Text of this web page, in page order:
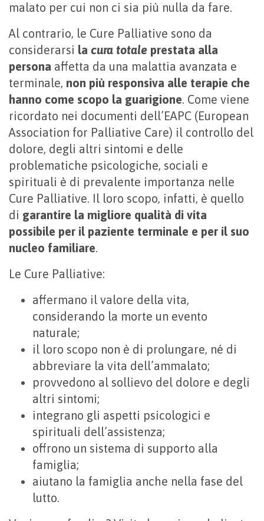
malato per cui non ci sia più nulla da fare.
Al contrario, le Cure Palliative sono da
considerarsi la cura totale prestata alla
persona affetta da una malattia avanzata e
terminale, non più responsiva alle terapie che
hanno come scopo la guarigione. Come viene
ricordato nei documenti dell’EAPC (European
Association for Palliative Care) il controllo del
dolore, degli altri sintomi e delle
problematiche psicologiche, sociali e
spirituali è di prevalente importanza nelle
Cure Palliative. Il loro scopo, infatti, è quello
di garantire la migliore qualità di vita
possibile per il paziente terminale e per il suo
nucleo familiare.
Le Cure Palliative:
affermano il valore della vita,
considerando la morte un evento
naturale;
il loro scopo non è di prolungare, né di
abbreviare la vita dell’ammalato;
provvedono al sollievo del dolore e degli
altri sintomi;
integrano gli aspetti psicologici e
spirituali dell’assistenza;
offrono un sistema di supporto alla
famiglia;
aiutano la famiglia anche nella fase del
lutto.